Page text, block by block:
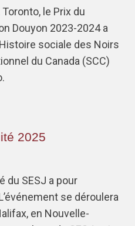
le Prix du
Douyon 2023-2024 a
sociale des Noirs
du Canada (SCC)
2025
du SESJ a pour
se déroulera
en Nouvelle-